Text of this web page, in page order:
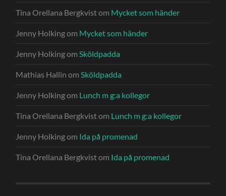
Tina Orellana Bergkvistom Mycket som händer
Jenny Holkingom Mycket som händer
Jenny HolkingomSköldpadda
Mathias Hallin omSköldpadda
Jenny Holkingom Lunch m g:a kollegor
Tina Orellana Bergkvistom Lunch m g:a kollegor
Jenny Holkingom Ida på promenad
Tina Orellana Bergkvistom Ida på promenad